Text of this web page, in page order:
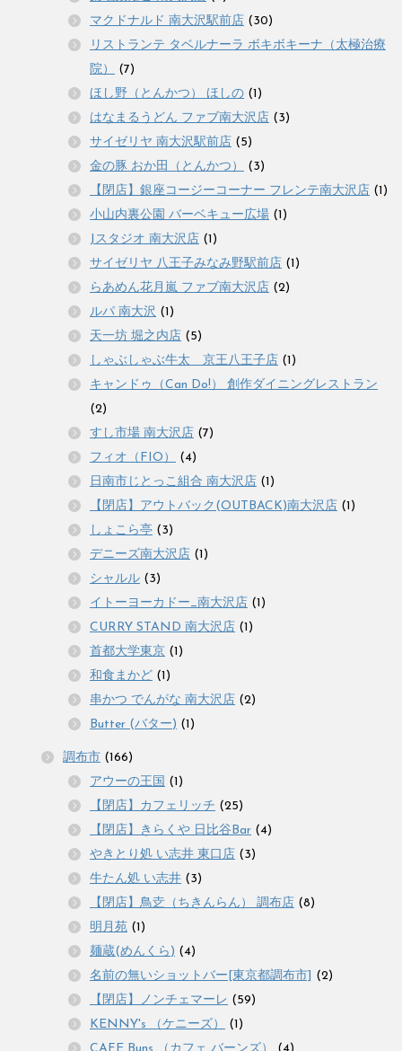
マクドナルド 南大沢駅前店 (30)
リストランテ タベルナーラ ボキボキーナ（太極治療
院）
(7)
ほし野（とんかつ） ほしの (1)
はなまるうどん ファブ南大沢店 (3)
サイゼリヤ 南大沢駅前店 (5)
金の豚 おか田（とんかつ）
(3)
【閉店】銀座コージーコーナー フレンテ南大沢店 (1)
小山内裏公園 バーベキュー広場 (1)
Jスタジオ 南大沢店 (1)
サイゼリヤ 八王子みなみ野駅前店 (1)
らあめん花月嵐 ファブ南大沢店 (2)
ルパ 南大沢 (1)
天一坊 堀之内店 (5)
しゃぶしゃぶ牛太 京王八王子店 (1)
キャンドゥ（Can Do!） 創作ダイニングレストラン
(2)
すし市場 南大沢店 (7)
フィオ（FIO）
(4)
日南市じとっこ組合 南大沢店 (1)
【閉店】アウトバック(OUTBACK)南大沢店 (1)
しょこら亭 (3)
デニーズ南大沢店 (1)
シャルル (3)
イトーヨーカドー_南大沢店 (1)
CURRY STAND 南大沢店 (1)
首都大学東京 (1)
和食まかど (1)
串かつ でんがな 南大沢店 (2)
Butter (バター) (1)
調布市 (166)
アウーの王国 (1)
【閉店】カフェリッチ (25)
【閉店】きらくや 日比谷Bar (4)
やきとり処 い志井 東口店 (3)
牛たん処 い志井 (3)
【閉店】鳥赱（ちきんらん） 調布店 (8)
明月苑 (1)
麺蔵(めんくら) (4)
名前の無いショットバー[東京都調布市]
(2)
【閉店】ノンチェマーレ (59)
KENNY's （ケニーズ）
(1)